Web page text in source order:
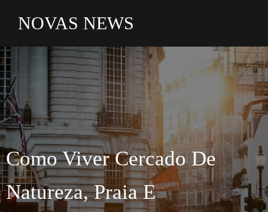
NOVAS NEWS
Como Viver Cercado De
Natureza,PraiaE